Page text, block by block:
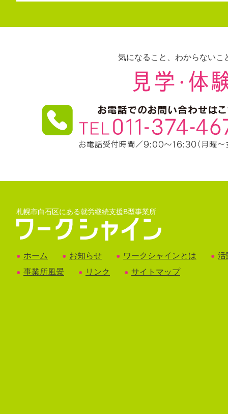
気になること、わからないこ
札幌市白石区にある就労継続支援B型事業所
● ホーム ● お知らせ ● ワークシャインとは ● 活
● 事業所風景 ● リンク ● サイトマップ